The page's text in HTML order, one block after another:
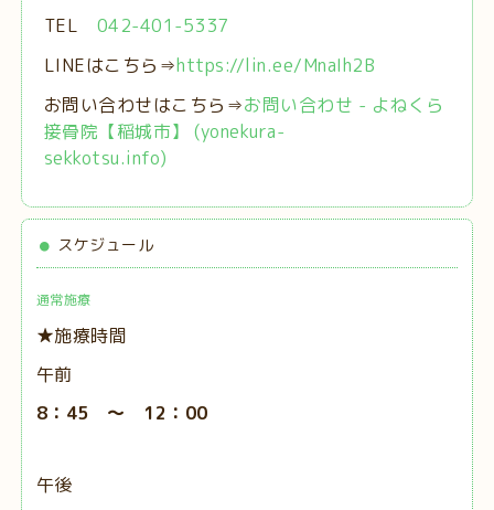
TEL 042-401-5337
LINEはこちら⇒https://lin.ee/MnaIh2B
お問い合わせはこちら⇒お問い合わせ - よねくら
接骨院【稲城市】 (yonekura-
sekkotsu.info)
スケジュール
通常施療
★施療時間
午前
8：45 ～ 12：00
午後